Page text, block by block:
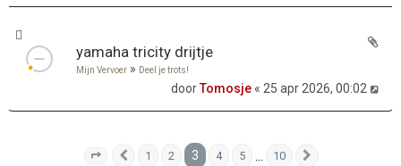
yamaha tricity drijtje
Mijn Vervoer » Deel je trots!
doorTomosje « 25 apr 2026, 00:02
Pagina van10
Vorige
1 2 3 4 5 10